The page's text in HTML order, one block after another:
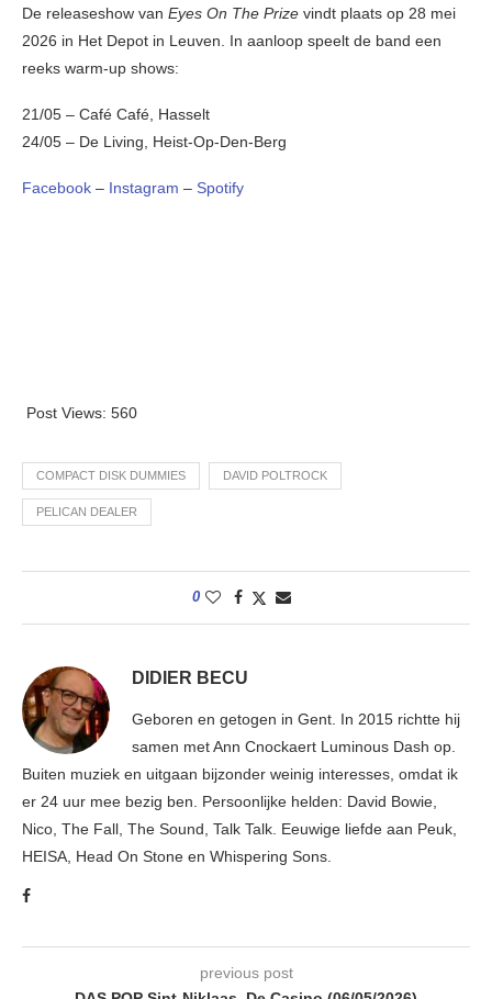
De releaseshow van Eyes On The Prize vindt plaats op 28 mei
2026 in Het Depot in Leuven. In aanloop speelt de band een
reeks warm-up shows:
21/05 – Café Café, Hasselt
24/05 – De Living, Heist-Op-Den-Berg
Facebook – Instagram – Spotify
Post Views: 560
COMPACT DISK DUMMIES DAVID POLTROCK
PELICAN DEALER
0
DIDIER BECU
Geboren en getogen in Gent. In 2015 richtte hij
samen met Ann Cnockaert Luminous Dash op.
Buiten muziek en uitgaan bijzonder weinig interesses, omdat ik
er 24 uur mee bezig ben. Persoonlijke helden: David Bowie,
Nico, The Fall, The Sound, Talk Talk. Eeuwige liefde aan Peuk,
HEISA, Head On Stone en Whispering Sons.
previous post